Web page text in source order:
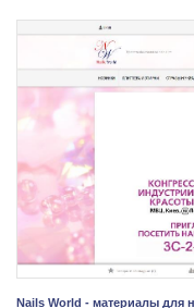
Nails World - материалы для